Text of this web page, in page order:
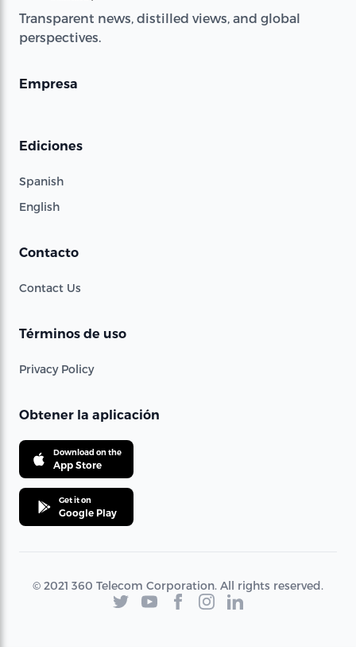
Transparent news, distilled views, and global
perspectives.
Empresa
Ediciones
Spanish
English
Contacto
Contact Us
Términos de uso
Privacy Policy
Obtener la aplicación
Download on the
App Store
Get it on
Google Play
© 2021 360 Telecom Corporation. All rights reserved.